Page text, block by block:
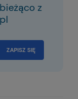
z
ZAPISZ SIĘ